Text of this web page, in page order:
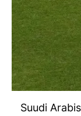
Suudi